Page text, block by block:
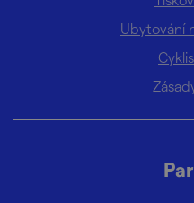
Ubytování